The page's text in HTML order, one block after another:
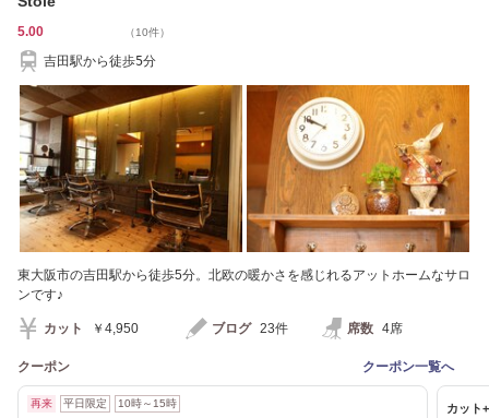
5.00 （10件）
吉田駅から徒歩5分
東大阪市の吉田駅から徒歩5分。北欧の暖かさを感じれるアットホームなサロ
ンです♪
カット ￥4,950 ブログ 23件 席数 4席
クーポン クーポン一覧へ
再来 平日限定 10時～15時 カット